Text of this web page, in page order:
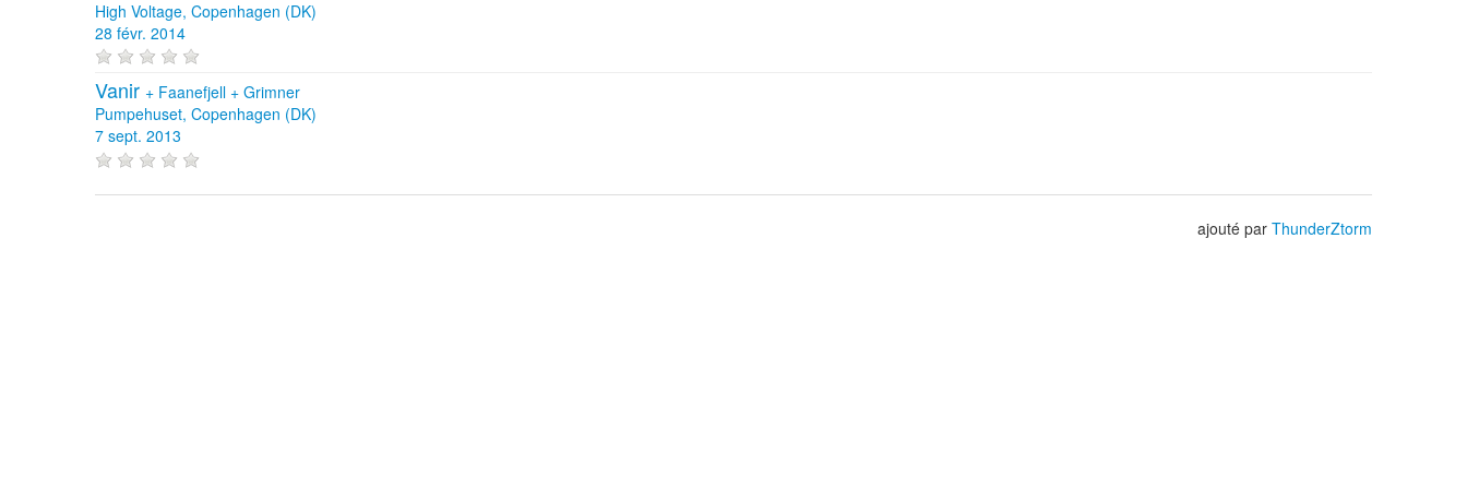
High Voltage, Copenhagen (DK)
28 févr. 2014
Vanir + Faanefjell + Grimner
Pumpehuset, Copenhagen (DK)
7 sept. 2013
ajouté par ThunderZtorm